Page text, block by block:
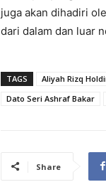
juga akan dihadiri
dari dalam dan luar
TAGS Aliyah Rizq
Dato Seri Ashraf Bakar
Share